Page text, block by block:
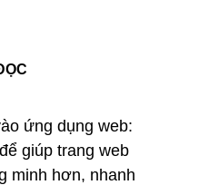
ứng dụng web:
giúp trang web
minh hơn, nhanh